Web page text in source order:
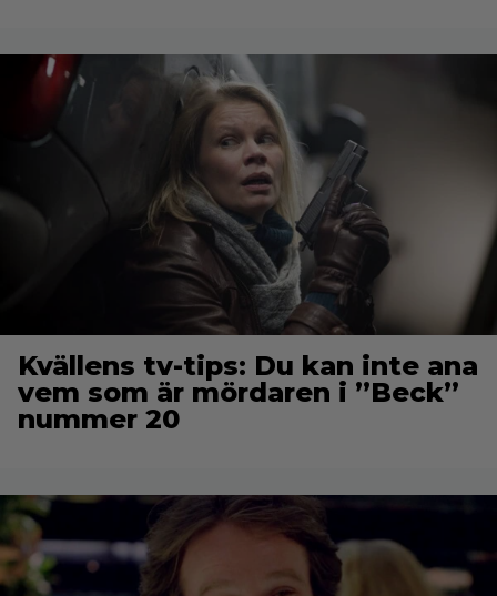
Kvällens tv-tips: Du kan inte ana
vem som är mördaren i ”Beck”
nummer 20